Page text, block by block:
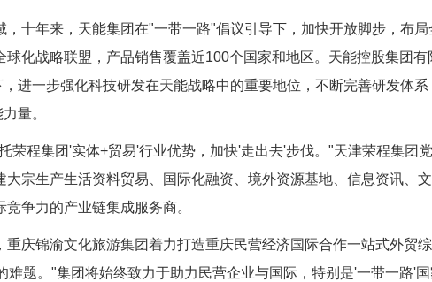
年来，天能集团在"一带一路"倡议引导下，加快开放脚步，布局
球化战略联盟，产品销售覆盖近100个国家和地区。天能控股集团
进一步强化科技研发在天能战略中的重要地位，不断完善研发体
量。
程集团'实体+贸易'行业优势，加快'走出去'步伐。"天津荣程集团
大宗生产生活资料贸易、国际化融资、境外资源基地、信息资讯、
争力的产业链集成服务商。
锦渝文化旅游集团着力打造重庆民营经济国际合作一站式外贸
难题。"集团将始终致力于助力民营企业与国际，特别是'一带一路'